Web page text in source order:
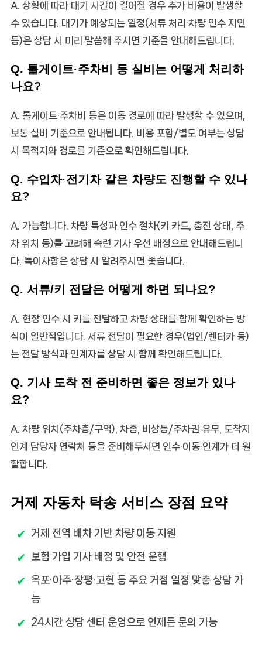
A. 상황에 따라 대기 시간이 길어질 경우 추가 비용이 발생할
수 있습니다. 대기가 예상되는 일정(서류 처리·차량 인수 지연
등)은 상담 시 미리 말씀해 주시면 기준을 안내해드립니다.
Q. 톨게이트·주차비 등 실비는 어떻게 처리하
나요?
A. 톨게이트·주차비 등은 이동 경로에 따라 발생할 수 있으며,
보통 실비 기준으로 안내됩니다. 비용 포함/별도 여부는 상담
시 목적지와 경로를 기준으로 확인해드립니다.
Q. 수입차·전기차 같은 차량도 진행할 수 있나
요?
A. 가능합니다. 차량 특성과 인수 절차(키 카드, 충전 상태, 주
차 위치 등)를 고려해 숙련 기사 우선 배정으로 안내해드립니
다. 특이사항은 상담 시 알려주시면 좋습니다.
Q. 서류/키 전달은 어떻게 하면 되나요?
A. 현장 인수 시 키를 전달하고 차량 상태를 함께 확인하는 방
식이 일반적입니다. 서류 전달이 필요한 경우(법인/렌터카 등)
는 전달 방식과 인계자를 상담 시 함께 확인해드립니다.
Q. 기사 도착 전 준비하면 좋은 정보가 있나
요?
A. 차량 위치(주차층/구역), 차종, 비상등/주차권 유무, 도착지
인계 담당자 연락처 등을 준비해두시면 인수·이동·인계가 더 원
활합니다.
거제 자동차 탁송 서비스 장점 요약
거제 전역 배차 기반 차량 이동 지원
보험 가입 기사 배정 및 안전 운행
옥포·아주·장평·고현 등 주요 거점 일정 맞춤 상담 가
능
24시간 상담 센터 운영으로 언제든 문의 가능